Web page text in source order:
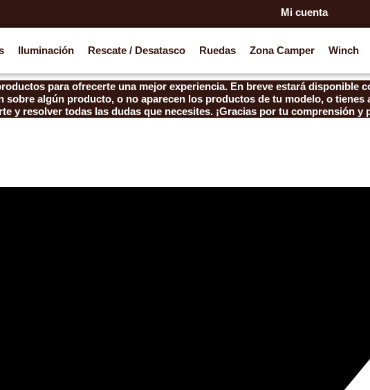
Mi cuenta
Iluminación Rescate / Desatasco Ruedas Zona Camper Winch
para ofrecerte una mejor experiencia. En breve estará disponible
algún producto, o no aparecen los productos de tu modelo, o tienes
y resolver todas las dudas que necesites. ¡Gracias por tu comprensión y